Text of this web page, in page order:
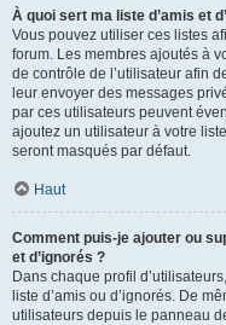
À quoi sert ma liste d’amis et
Vous pouvez utiliser ces listes
forum. Les membres ajoutés à
de contrôle de l’utilisateur afin
leur envoyer des messages
par ces utilisateurs peuvent
ajoutez un utilisateur à votre
seront masqués par défaut.
Haut
Comment puis-je ajouter ou
et d’ignorés ?
Dans chaque profil
liste d’amis ou d’ignorés. De
utilisateurs depuis le panneau